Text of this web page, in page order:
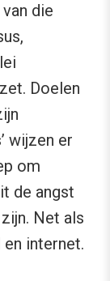
die
Doelen
wijzen er
om
de angst
Net als
internet.